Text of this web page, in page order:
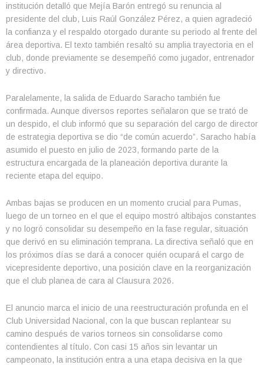
institución detalló que Mejía Barón entregó su renuncia al
presidente del club, Luis Raúl González Pérez, a quien agradeció
la confianza y el respaldo otorgado durante su periodo al frente del
área deportiva. El texto también resaltó su amplia trayectoria en el
club, donde previamente se desempeñó como jugador, entrenador
y directivo.
Paralelamente, la salida de Eduardo Saracho también fue
confirmada. Aunque diversos reportes señalaron que se trató de
un despido, el club informó que su separación del cargo de director
de estrategia deportiva se dio “de común acuerdo”. Saracho había
asumido el puesto en julio de 2023, formando parte de la
estructura encargada de la planeación deportiva durante la
reciente etapa del equipo.
Ambas bajas se producen en un momento crucial para Pumas,
luego de un torneo en el que el equipo mostró altibajos constantes
y no logró consolidar su desempeño en la fase regular, situación
que derivó en su eliminación temprana. La directiva señaló que en
los próximos días se dará a conocer quién ocupará el cargo de
vicepresidente deportivo, una posición clave en la reorganización
que el club planea de cara al Clausura 2026.
El anuncio marca el inicio de una reestructuración profunda en el
Club Universidad Nacional, con la que buscan replantear su
camino después de varios torneos sin consolidarse como
contendientes al título. Con casi 15 años sin levantar un
campeonato, la institución entra a una etapa decisiva en la que